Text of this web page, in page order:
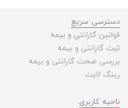
دسترسی سریع
قوانین گارانتی و بیمه
ثبت گارانتی و بیمه
بررسی صحت گارانتی و بیمه
رینگ لایت
ناحیه کاربری